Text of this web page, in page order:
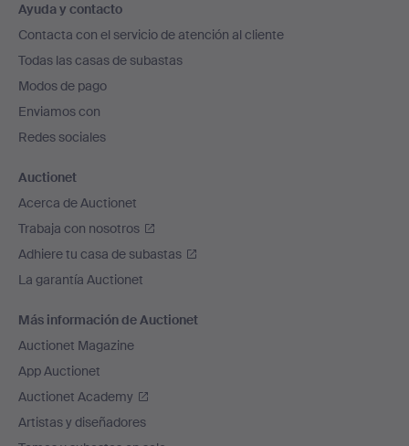
en
el
pie
de
página
Ayuda y contacto
Contacta con el servicio de atención al cliente
Todas las casas de subastas
Modos de pago
Enviamos con
Redes sociales
Auctionet
Acerca de Auctionet
Trabaja con nosotros
Adhiere tu casa de subastas
La garantía Auctionet
Más información de Auctionet
Auctionet Magazine
App Auctionet
Auctionet Academy
Artistas y diseñadores